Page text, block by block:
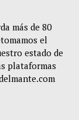
más de 80
el
estado de
plataformas